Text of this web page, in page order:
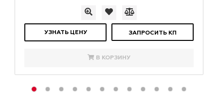
УЗНАТЬ ЦЕНУ ЗАПРОСИТЬ КП
В КОРЗИНУ